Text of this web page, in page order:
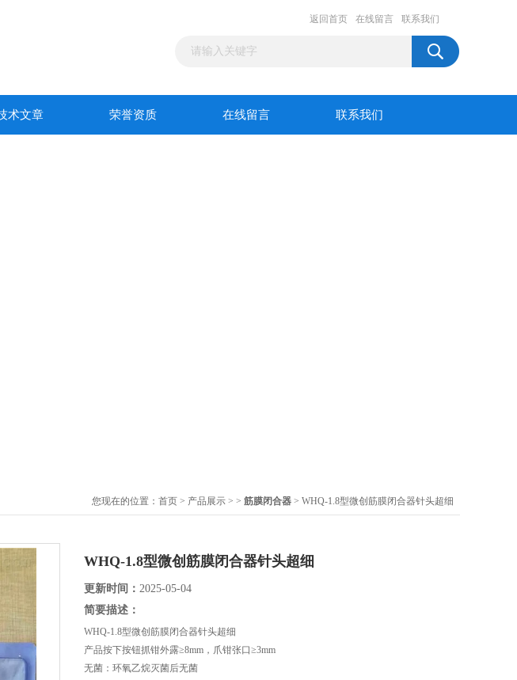
返回首页 在线留言 联系我们
术文章 荣誉资质 在线留言 联系我们
您现在的位置： 首页 > 产品展示 > > 筋膜闭合器 > WHQ-1.8型微创筋膜闭合器针头超细
WHQ-1.8型微创筋膜闭合器针头超细
更新时间： 2025-05-04
简要描述：
WHQ-1.8型微创筋膜闭合器针头超细
产品按下按钮抓钳外露≥8mm，爪钳张口≥3mm
无菌：环氧乙烷灭菌后无菌